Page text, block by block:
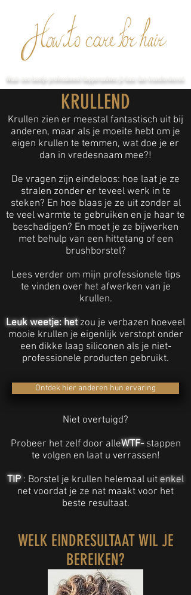
Waar een beetje professioneel kappersadvies je haar kan transformeren
KRULLEND
Krullen zien er meestal fantastisch uit bij
anderen, maar als je moeite hebt om je
eigen krullen te temmen, wat doe je er
dan in vredesnaam mee?!
De vragen zijn eindeloos: hoe laat je ze
stralen zonder er teveel werk in te
steken? En hoe blaas je ze uit zonder al
te veel warmte te gebruiken en je haar te
beschadigen? En moet je ze bijwerken
met behulp van een hittetang of een
brushborstel?
Lees verder om mijn professionele tips
te vinden over het afwerken van je
krullen.
Leuk weetje: hetzou je verbazen hoeveel
mooie krullen je eigenlijk verstopt onder
een dikke laag siliconen als je niet-
professionele producten gebruikt.
Niet overtuigd?
Probeer het zelf door alleWTF-stappen
te volgen en laat u verrassen!
TIP: Borstel je krullen helemaal uit enkel
net voordat je ze nat maakt voor het
beste resultaat.
Ontdek hier anderen hun ervaring
WELK EINDRESULTAAT WIL JE
BEREIKEN?